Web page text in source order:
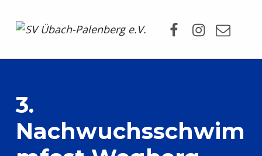
3.
Nachwuchsschwim